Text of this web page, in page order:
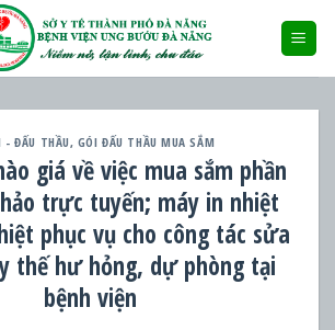
- ĐẤU THẦU, GÓI ĐẤU THẦU MUA SẮM
giá về việc mua sắm phần
trực tuyến; máy in nhiệt
phục vụ cho công tác sửa
thế hư hỏng, dự phòng tại
bệnh viện